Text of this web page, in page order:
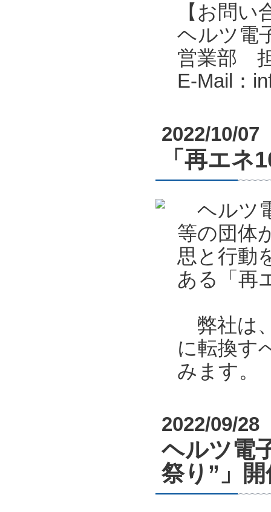
【お問い
ヘルツ電
営業部
E-Mail：
2022/10/07
「再エ
ヘルツ
等の団体
思と行動
ある「再
弊社は
に転換す
みます。
2022/09/28
ヘルツ電
祭り”」